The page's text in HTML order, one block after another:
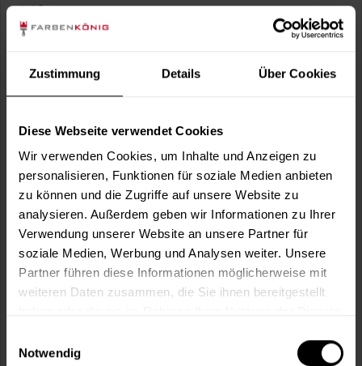
Zustimmung Details Über Cookies
Diese Webseite verwendet Cookies
Wir verwenden Cookies, um Inhalte und Anzeigen zu
personalisieren, Funktionen für soziale Medien anbieten
zu können und die Zugriffe auf unsere Website zu
analysieren. Außerdem geben wir Informationen zu Ihrer
Verwendung unserer Website an unsere Partner für
soziale Medien, Werbung und Analysen weiter. Unsere
Partner führen diese Informationen möglicherweise mit
weiteren Daten zusammen, die Sie ihnen bereitgestellt
Notwendig
Größe:
In denWarenkorb
Merken Fragen zum Artikel?
Artikel-Nr.: BX1289
Sie möchten eine größere Menge kaufen
und wünschen ein Angebot?